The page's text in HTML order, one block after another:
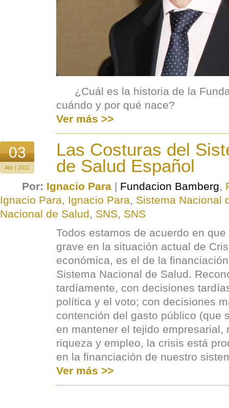
¿Cuál es la historia de la
cuándo y por qué nace?
Ver más >>
03
Abr | 2011
Las Costuras del
de Salud Español
Por: Ignacio Para | Fundacion Bamberg,
Ignacio Para, Ignacio Para, Sistema Nacional
Nacional de Salud, SNS, SNS
Todos estamos de acuerdo en
grave en la situación actual de
económica, es el de la
Sistema Nacional de Salud.
tardíamente, con decisiones
política y el voto; con decisiones
contención del gasto público (que
en mantener el tejido empresarial,
riqueza y empleo, la crisis está
en la financiación de nuestro
Ver más >>